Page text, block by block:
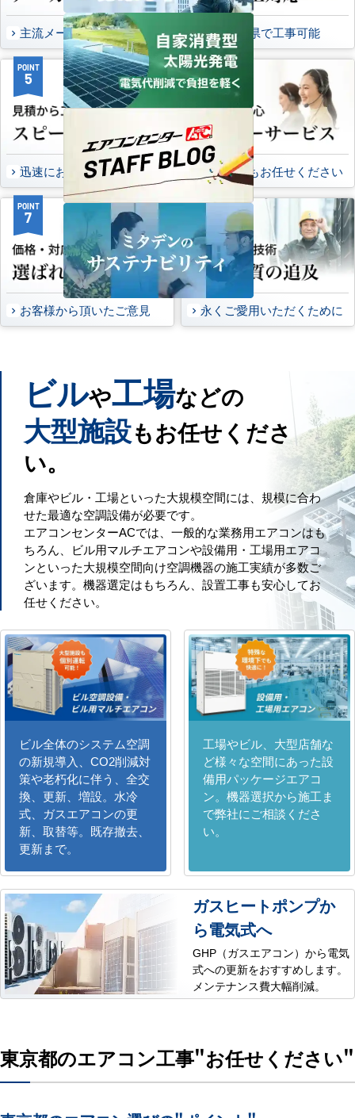
主流メーカーを全取扱可能 47都道府県で工事可能
POINT
5
迅速にお届け出来る理由
POINT
6
万一の時もお任せください
POINT
7
お客様から頂いたご意見
8
永くご愛用いただくために
ビルや工場などの
大型施設もお任せくださ
い。
倉庫やビル・工場といった大規模空間には、規模に合わ
せた最適な空調設備が必要です。
エアコンセンターACでは、一般的な業務用エアコンはも
ちろん、ビル用マルチエアコンや設備用・工場用エアコ
ンといった大規模空間向け空調機器の施工実績が多数ご
ざいます。機器選定はもちろん、設置工事も安心してお
任せください。
ビル全体のシステム空調
の新規導入、CO2削減対
策や老朽化に伴う、全交
換、更新、増設。水冷
式、ガスエアコンの更
新、取替等。既存撤去、
更新まで。
工場やビル、大型店舗な
ど様々な空間にあった設
備用パッケージエアコ
ン。機器選択から施工ま
で弊社にご相談くださ
い。
ガスヒートポンプか
ら電気式へ
GHP（ガスエアコン）から電気
式への更新をおすすめします。
メンテナンス費大幅削減。
東京都のエアコン工事"お任せください"